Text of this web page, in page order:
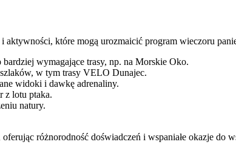
które mogą urozmaicić program wieczoru
wymagające trasy, np. na Morskie Oko.
w tym trasy VELO Dunajec.
widoki i dawkę adrenaliny.
z lotu ptaka.
natury.
różnorodność doświadczeń i wspaniałe okazje do